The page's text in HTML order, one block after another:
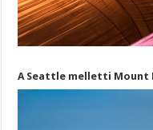
A Seattle melletti Mount